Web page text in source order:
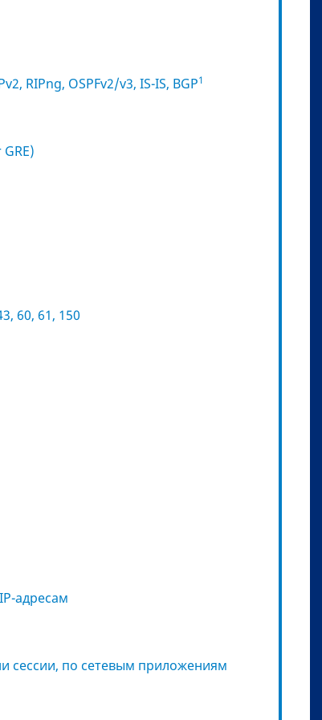
RIPng, OSPFv2/v3, IS-IS, BGP1
60, 61, 150
адресам
сессии, по сетевым приложениям